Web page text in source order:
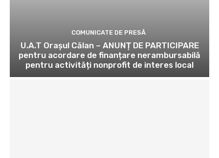
COMUNICATE DE PRESĂ
U.A.T Orașul Călan – ANUNȚ DE PARTICIPARE
pentru acordare de finanțare nerambursabilă
pentru activități nonprofit de interes local